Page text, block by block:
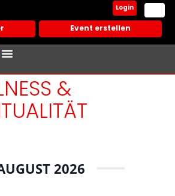
Event erstellen
Login
&
2026